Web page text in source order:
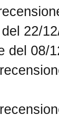
22/
del 08/